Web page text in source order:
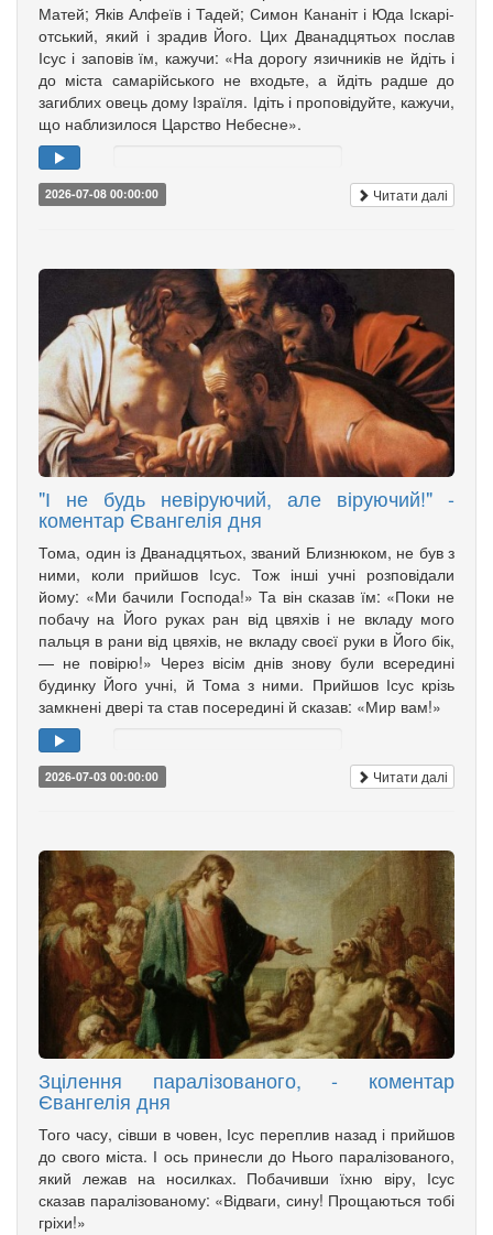
Матей; Яків Алфеїв і Та­дей; Симон Кананіт і Юда Іска­рі­
от­ський, який і зрадив Його. Цих Дванадцятьох послав
Ісус і заповів їм, кажучи: «На дорогу язич­ників не йдіть і
до міста самарійського не входьте, а йдіть радше до
загиблих овець дому Ізраїля. Ідіть і проповідуйте, кажучи,
що наблизилося Царство Небесне».
2026-07-08 00:00:00 Читати далі
"І не будь невіруючий, але віруючий!" -
коментар Євангелія дня
Тома, один із Дванадцятьох, званий Близнюком, не був з
ними, коли прийшов Ісус. Тож інші учні розповідали
йому: «Ми бачили Господа!» Та він сказав їм: «Поки не
побачу на Його руках ран від цвяхів і не вкладу мого
пальця в рани від цвяхів, не вкладу своєї руки в Його бік,
— не повірю!» Через вісім днів знову були всередині
будинку Його учні, й Тома з ними. Прийшов Ісус крізь
замкнені двері та став посередині й сказав: «Мир вам!»
2026-07-03 00:00:00 Читати далі
Зцілення паралізованого, - коментар
Євангелія дня
Того часу, сівши в човен, Ісус переплив назад і прийшов
до свого міста. І ось принесли до Нього паралізованого,
який лежав на носилках. Побачивши їхню віру, Ісус
сказав паралізованому: «Відваги, сину! Прощаються тобі
гріхи!»